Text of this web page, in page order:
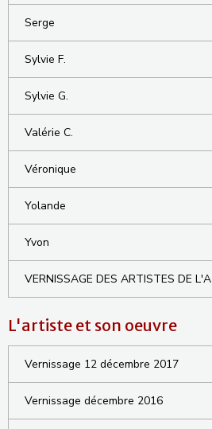
Serge
Sylvie F.
Sylvie G.
Valérie C.
Véronique
Yolande
Yvon
VERNISSAGE DES ARTISTES DE L'A
L'artiste et son oeuvre
Vernissage 12 décembre 2017
Vernissage décembre 2016